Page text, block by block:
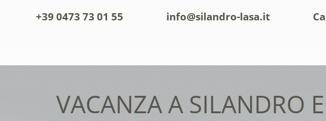
+39 0473 73 01 55 info@silandro-lasa.it
VACANZA A SILANDRO